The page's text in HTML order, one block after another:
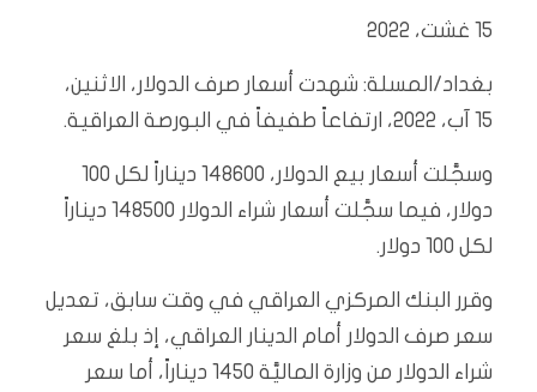
15 غشت، 2022
بغداد/المسلة: شهدت أسعار صرف الدولار، الاثنين،
15 آب، 2022، ارتفاعاً طفيفاً في البورصة العراقية.
وسجَّلت أسعار بيع الدولار، 148600 ديناراً لكل 100
دولار، فيما سجَّلت أسعار شراء الدولار 148500 ديناراً
لكل 100 دولار.
وقرر البنك المركزي العراقي في وقت سابق، تعديل
سعر صرف الدولار أمام الدينار العراقي، إذ بلغ سعر
شراء الدولار من وزارة الماليَّة 1450 ديناراً، أما سعر